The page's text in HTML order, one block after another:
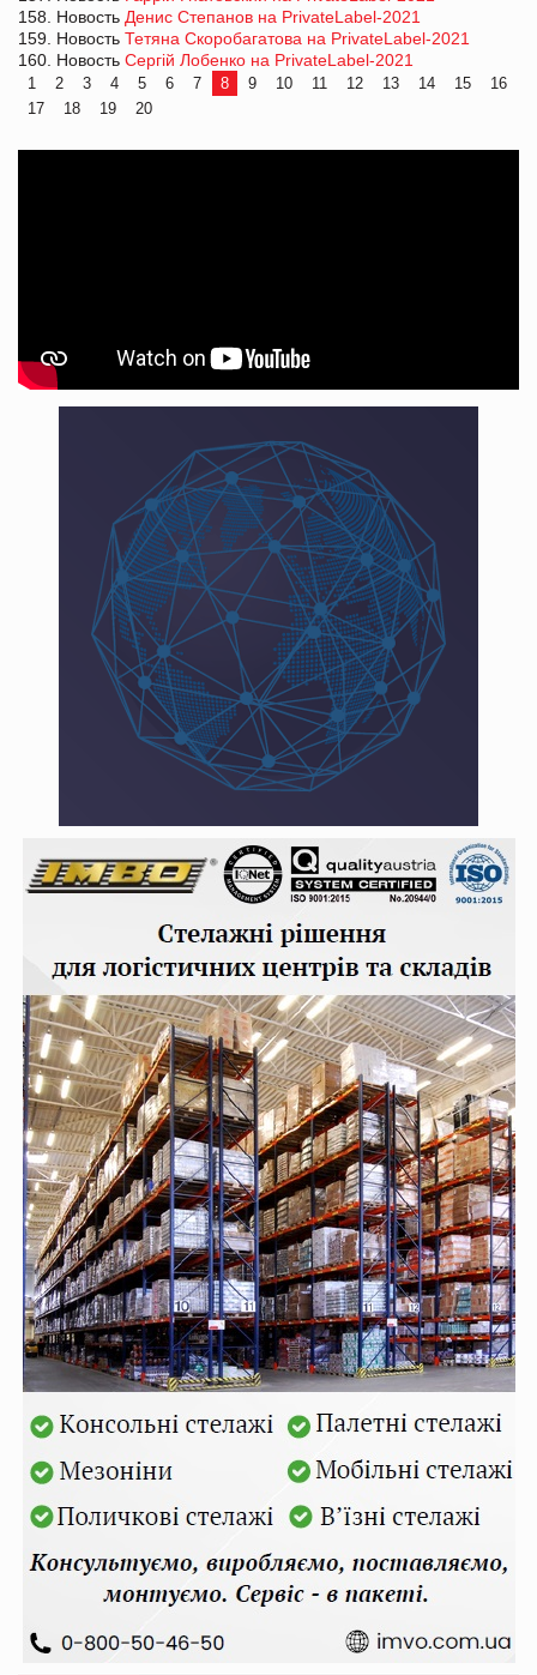
158. Новость Денис Степанов на PrivateLabel-2021
159. Новость Тетяна Скоробагатова на PrivateLabel-2021
160. Новость Сергій Лобенко на PrivateLabel-2021
1 2 3 4 5 6 7 8 9 10 11 12 13 14 15
16
17
18 19 20